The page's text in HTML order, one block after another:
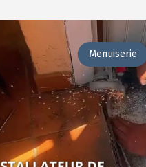
Menuiserie